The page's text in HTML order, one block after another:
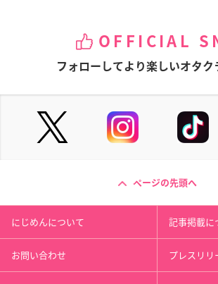
OFFICIAL
フォローしてより楽しいオタク
ページの先頭へ
にじめんについて 記事掲載に
お問い合わせ プレスリリ